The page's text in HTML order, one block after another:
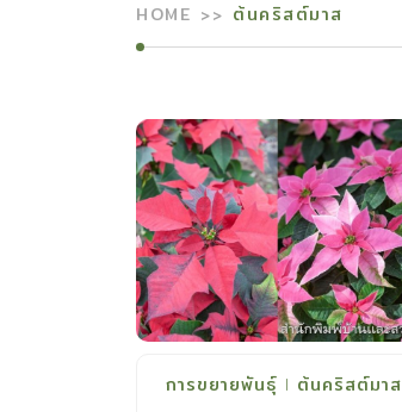
HOME ต้นคริสต์มาส
การขยายพันธุ์ ต้นคริสต์มาส